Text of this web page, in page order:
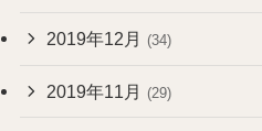
2019年12月 (34)
2019年11月 (29)